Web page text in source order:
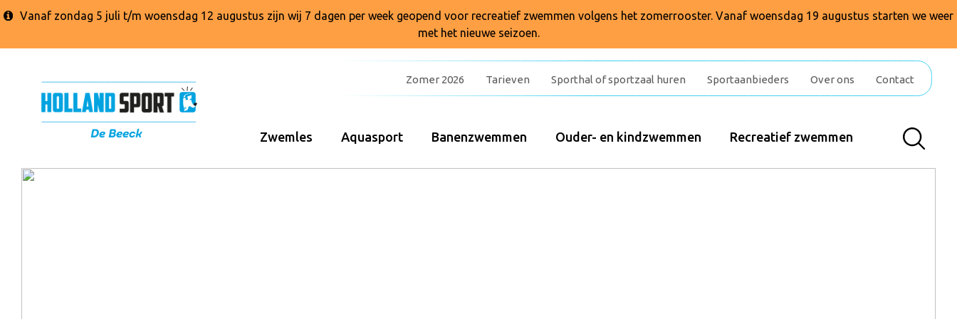
Vanaf zondag 5 juli t/m woensdag 12 augustus zijn wij 7 dagen per week geopend voor recreatief zwemmen volgens het zomerrooster. Vanaf woensdag 19 augustus starten we weer
met het nieuwe seizoen.
Zomer 2026 Tarieven Sporthal of sportzaal huren Sportaanbieders Over ons Contact
Zwemles Aquasport Banenzwemmen Ouder- en kindzwemmen Recreatief zwemmen